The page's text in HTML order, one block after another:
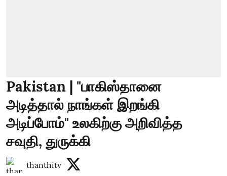
Pakistan | "பாகிஸ்தானை
அடித்தால் நாங்கள் இறங்கி
அடிப்போம்" உலகிற்கு அறிவித்த
சவுதி, துருக்கி
thanthitv